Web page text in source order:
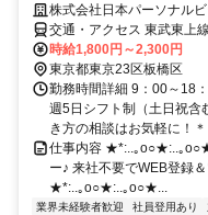
株式会社日本パーソナル
交通・アクセス 東武東上
成増駅徒歩1分
時給1,800円～2,300円
東京都東京23区板橋区
勤務時間詳細 9：00～18
週5日シフト制（土日祝
き方の相談はお気軽に！
仕事内容 ★*:..｡o○★:..｡
ー♪ 来社不要でWEB登録
★*:..｡o○★:..｡o○★...
業界未経験者歓迎 社員登用あり